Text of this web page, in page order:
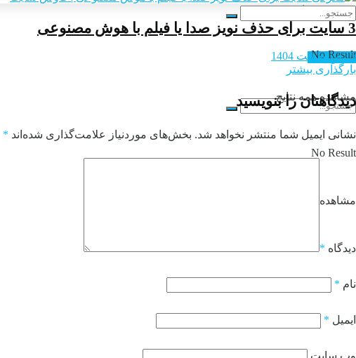
ورود / ثبت‌نام
تماس با ما
No Result
مشاهده همه نتایج
No Result
مشاهده همه نتایج
3 سایت برای حذف نویز صدا یا فیلم با هوش مصنوعی
15 اردیبهشت 1404
بارگذاری بیشتر
دیدگاهتان را بنویسید
نشانی ایمیل شما منتشر نخواهد شد. بخش‌های موردنیاز علامت‌گذاری شده‌اند *
دیدگاه *
نام *
ایمیل *
وب‌ سایت